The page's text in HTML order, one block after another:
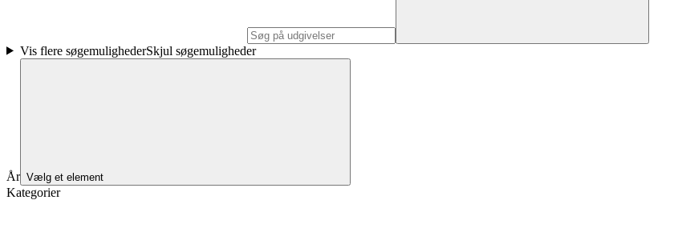
Vis flere søgemulighederSkjul søgemuligheder
År Vælg et element
Kategorier